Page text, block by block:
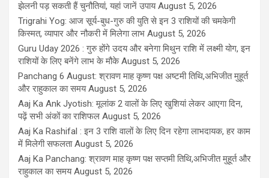
झेलनी पड़ सकती हैं चुनौतियां, यहां जानें उपाय August 5, 2026
Trigrahi Yog: आज सूर्य-बुध-गुरु की युति से इन 3 राशियों की चमकेगी
किस्मत, व्यापार और नौकरी में मिलेगा लाभ August 5, 2026
Guru Uday 2026 : गुरु होंगे उदय और बनेगा मिथुन राशि में लक्ष्मी योग, इन
राशियों के लिए बनेंगे लाभ के मौके August 5, 2026
Panchang 6 August: श्रावण माह कृष्ण पक्ष अष्टमी तिथि,अभिजीत मुहूर्त
और राहुकाल का समय August 5, 2026
Aaj Ka Ank Jyotish: मूलांक 2 वालों के लिए खुशियां लेकर आएगा दिन,
पढ़ें सभी अंकों का राशिफल August 5, 2026
Aaj Ka Rashifal : इन 3 राशि वालों के लिए दिन रहेगा लाभदायक, हर काम
में मिलेगी सफलता August 5, 2026
Aaj Ka Panchang: श्रावण माह कृष्ण पक्ष सप्तमी तिथि,अभिजीत मुहूर्त और
राहुकाल का समय August 5, 2026